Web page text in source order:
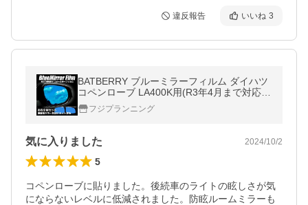
違反報告 いいね 3
BATBERRY ブルーミラーフィルム ダイハツ
コペンローブ LA400K用(R3年4月まで対応)
左右セット
フジプランニング
気に入りました 2024/10/2
5
コペンローブに貼りました。後続車のライトの眩しさが気
にならないレベルに低減されました。防眩ルームミラーも